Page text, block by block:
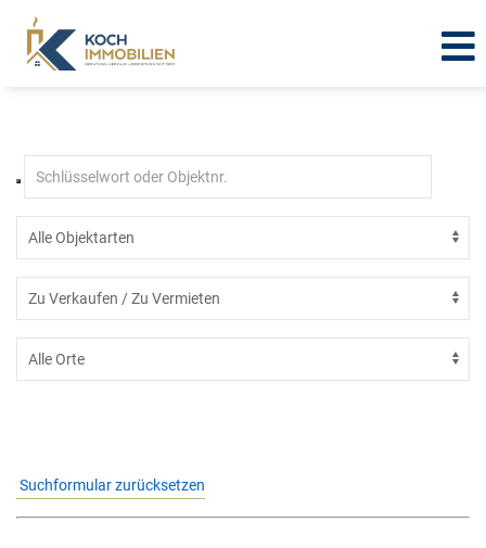
Immobilien in Eschwege -
Eltmannshausen
Suchformular zurücksetzen